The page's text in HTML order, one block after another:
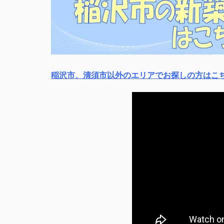
稲沢市、清須市以外のエリアでお探しの方はこ